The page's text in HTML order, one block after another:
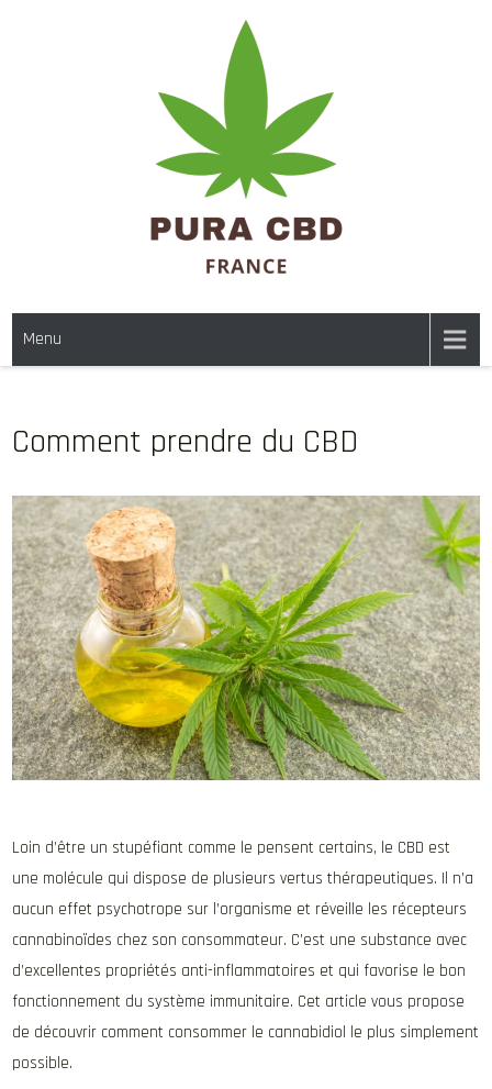
PURA CBD FRANCE
Menu
Comment prendre du CBD
Loin d’être un stupéfiant comme le pensent certains, le CBD est
une molécule qui dispose de plusieurs vertus thérapeutiques. Il n’a
aucun effet psychotrope sur l’organisme et réveille les récepteurs
cannabinoïdes chez son consommateur. C’est une substance avec
d’excellentes propriétés anti-inflammatoires et qui favorise le bon
fonctionnement du système immunitaire. Cet article vous propose
de découvrir comment consommer le cannabidiol le plus simplement
possible.